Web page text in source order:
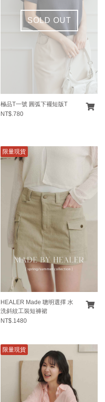
SOLD OUT
極品T一號 圓弧下襬短版T
NT$.780
限量現貨
HEALER Made 聰明選擇 水
洗斜紋工裝短褲裙
NT$.1480
限量現貨